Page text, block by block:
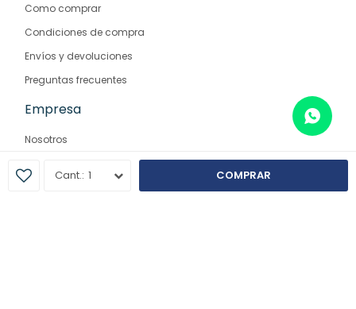
1 COMPRAR
Como comprar
Condiciones de compra
Envíos y devoluciones
Preguntas frecuentes
Empresa
Nosotros